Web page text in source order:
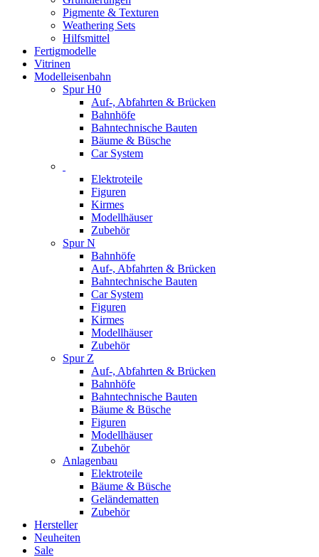
Pigmente & Texturen
Weathering Sets
Hilfsmittel
Fertigmodelle
Vitrinen
Modelleisenbahn
Spur H0
Auf-, Abfahrten & Brücken
Bahnhöfe
Bahntechnische Bauten
Bäume & Büsche
Car System
Elektroteile
Figuren
Kirmes
Modellhäuser
Zubehör
Spur N
Bahnhöfe
Auf-, Abfahrten & Brücken
Bahntechnische Bauten
Car System
Figuren
Kirmes
Modellhäuser
Zubehör
Spur Z
Auf-, Abfahrten & Brücken
Bahnhöfe
Bahntechnische Bauten
Bäume & Büsche
Figuren
Modellhäuser
Zubehör
Anlagenbau
Elektroteile
Bäume & Büsche
Geländematten
Zubehör
Hersteller
Neuheiten
Sale